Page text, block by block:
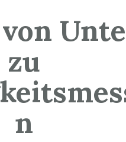
zu
n